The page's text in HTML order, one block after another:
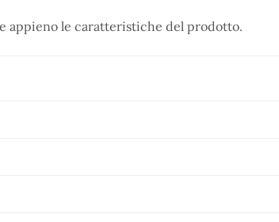
appieno le caratteristiche del prodotto.